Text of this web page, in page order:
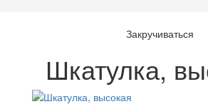
Закручиваться
Шкатулка,